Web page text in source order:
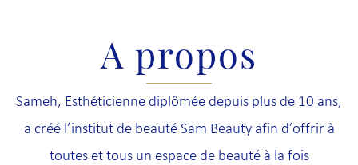
A propos
Sameh, Esthéticienne diplômée depuis plus de 10 ans,
a créé l’institut de beauté Sam Beauty afin d’offrir à
toutes et tous un espace de beauté à la fois